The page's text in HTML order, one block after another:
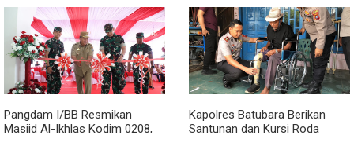
Regional Sumatera
Pangdam I/BB Resmikan
Masjid Al-Ikhlas Kodim 0208,
Kapolres Batubara Berikan
Santunan dan Kursi Roda